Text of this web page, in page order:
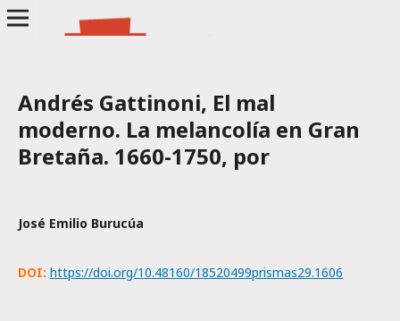
Andrés Gattinoni, El mal
moderno. La melancolía en Gran
Bretaña. 1660-1750, por
José Emilio Burucúa
DOI: https://doi.org/10.48160/18520499prismas29.1606